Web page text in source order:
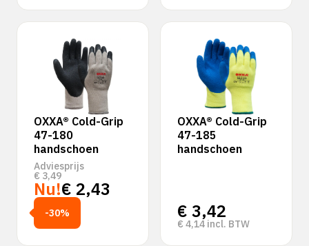
OXXA® Cold-Grip
47-180
handschoen
Adviesprijs
€ 3,49
Nu!€ 2,43
-30%
OXXA® Cold-Grip
47-185
handschoen
€ 3,42
€ 4,14 incl. BTW